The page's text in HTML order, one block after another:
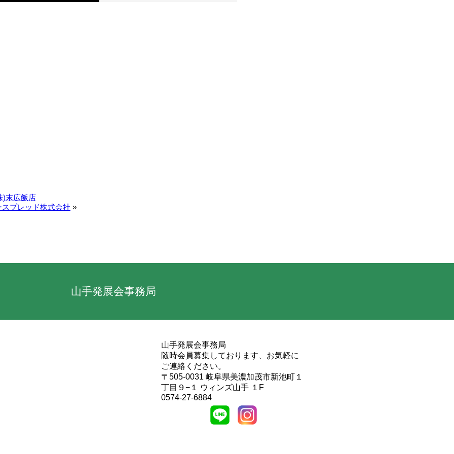
)末広飯店
スプレッド株式会社 »
山手発展会事務局
山手発展会事務局
随時会員募集しております、お気軽に
ご連絡ください。
〒505-0031 岐阜県美濃加茂市新池町１
丁目９−１ ウィンズ山手 １F
0574-27-6884